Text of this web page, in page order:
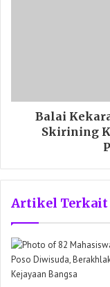
Balai
Skirining
Artikel Terkait